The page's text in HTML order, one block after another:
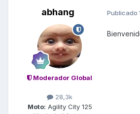
abhang
Moderador Global
28,3k
Moto: Agility City 125
Publicado